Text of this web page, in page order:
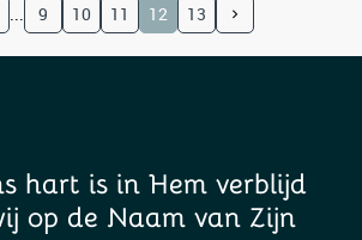
9 10 11 12 13
hart is in Hem verblijd
op de Naam van Zijn